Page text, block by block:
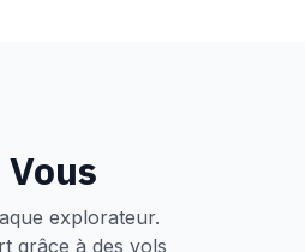
explorateur.
grâce à des vols